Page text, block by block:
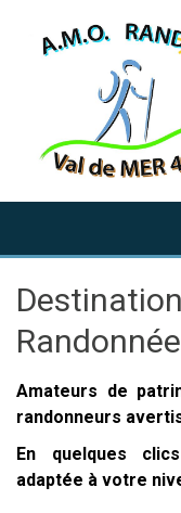
Amateurs de
randonneurs
En quelques
adaptée à votre